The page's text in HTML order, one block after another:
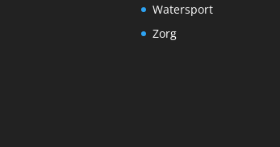
Watersport
Zorg